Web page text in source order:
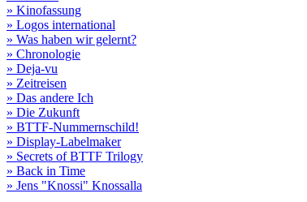
» Kinofassung
» Logos international
» Was haben wir gelernt?
» Chronologie
» Deja-vu
» Zeitreisen
» Das andere Ich
» Die Zukunft
» BTTF-Nummernschild!
» Display-Labelmaker
» Secrets of BTTF Trilogy
» Back in Time
» Jens "Knossi" Knossalla